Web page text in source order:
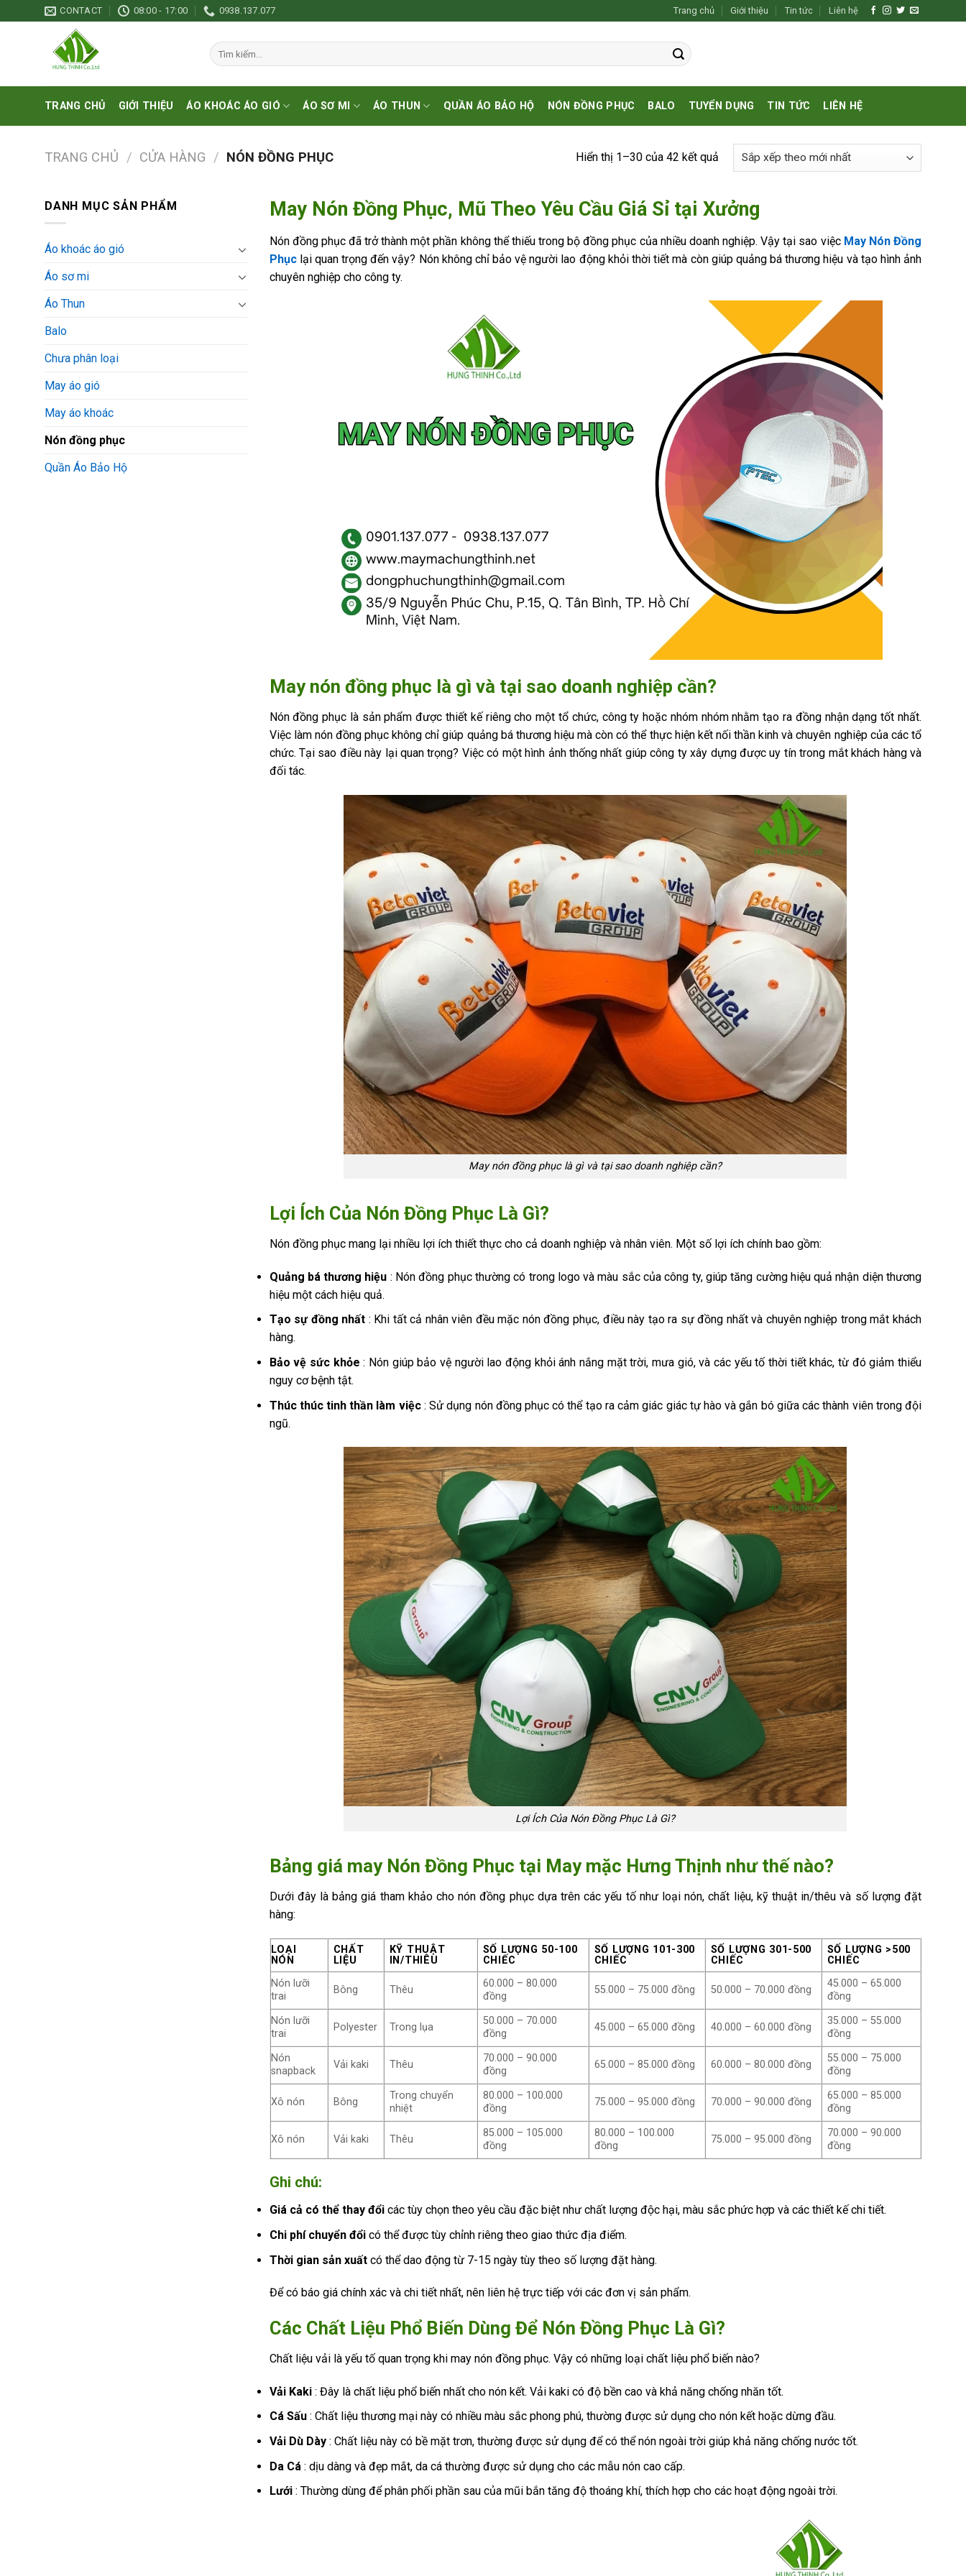
to
CONTACT 08:00 - 17:00 0938.137.077 Trang chủ Giới thiệu Tin tức Liên hệ
Tìm
kiếm:
TRANG CHỦ GIỚI THIỆU ÁO KHOÁC ÁO GIÓ ÁO SƠ MI ÁO THUN QUẦN ÁO BẢO HỘ NÓN ĐỒNG PHỤC BALO TUYỂN DỤNG TIN TỨC LIÊN HỆ
TRANG CHỦ / CỬA HÀNG / NÓN ĐỒNG PHỤC Hiển thị 1–30 của 42 kết quả
DANH MỤC SẢN PHẨM
Áo khoác áo gió
Áo sơ mi
Áo Thun
Balo
Chưa phân loại
May áo gió
May áo khoác
Nón đồng phục
Quần Áo Bảo Hộ
May Nón Đồng Phục, Mũ Theo Yêu Cầu Giá Sỉ tại Xưởng
Nón đồng phục đã trở thành một phần không thể thiếu trong bộ đồng phục của nhiều doanh nghiệp. Vậy tại sao việc May Nón Đồng
Phụclại quan trọng đến vậy? Nón không chỉ bảo vệ người lao động khỏi thời tiết mà còn giúp quảng bá thương hiệu và tạo hình ảnh
chuyên nghiệp cho công ty.
May nón đồng phục là gì và tại sao doanh nghiệp cần?
Nón đồng phục là sản phẩm được thiết kế riêng cho một tổ chức, công ty hoặc nhóm nhóm nhằm tạo ra đồng nhận dạng tốt nhất.
Việc làm nón đồng phục không chỉ giúp quảng bá thương hiệu mà còn có thể thực hiện kết nối thần kinh và chuyên nghiệp của các tổ
chức. Tại sao điều này lại quan trọng? Việc có một hình ảnh thống nhất giúp công ty xây dựng được uy tín trong mắt khách hàng và
đối tác.
May nón đồng phục là gì và tại sao doanh nghiệp cần?
Lợi Ích Của Nón Đồng Phục Là Gì?
Nón đồng phục mang lại nhiều lợi ích thiết thực cho cả doanh nghiệp và nhân viên. Một số lợi ích chính bao gồm:
Quảng bá thương hiệu : Nón đồng phục thường có trong logo và màu sắc của công ty, giúp tăng cường hiệu quả nhận diện thương
hiệu một cách hiệu quả.
Tạo sự đồng nhất : Khi tất cả nhân viên đều mặc nón đồng phục, điều này tạo ra sự đồng nhất và chuyên nghiệp trong mắt khách
hàng.
Bảo vệ sức khỏe : Nón giúp bảo vệ người lao động khỏi ánh nắng mặt trời, mưa gió, và các yếu tố thời tiết khác, từ đó giảm thiểu
nguy cơ bệnh tật.
Thúc thúc tinh thần làm việc: Sử dụng nón đồng phục có thể tạo ra cảm giác giác tự hào và gắn bó giữa các thành viên trong đội
ngũ.
Lợi Ích Của Nón Đồng Phục Là Gì?
Bảng giá may Nón Đồng Phục tại May mặc Hưng Thịnh như thế nào?
Dưới đây là bảng giá tham khảo cho nón đồng phục dựa trên các yếu tố như loại nón, chất liệu, kỹ thuật in/thêu và số lượng đặt
hàng:
LOẠI
NÓN
CHẤT
LIỆU
KỸ THUẬT
IN/THIÊU
SỐ LƯỢNG 50-100
CHIẾC
SỐ LƯỢNG 101-300
CHIẾC
SỐ LƯỢNG 301-500
CHIẾC
SỐ LƯỢNG >500
CHIẾC
Nón lưỡi
trai
Bông Thêu
60.000 – 80.000
đồng
55.000 – 75.000 đồng 50.000 – 70.000 đồng
45.000 – 65.000
đồng
Nón lưỡi
trai
Polyester Trong lụa
50.000 – 70.000
đồng
45.000 – 65.000 đồng 40.000 – 60.000 đồng
35.000 – 55.000
đồng
Nón
snapback
Vải kaki Thêu
70.000 – 90.000
đồng
65.000 – 85.000 đồng 60.000 – 80.000 đồng
55.000 – 75.000
đồng
Xô nón Bông
Trong chuyển
nhiệt
80.000 – 100.000
đồng
75.000 – 95.000 đồng 70.000 – 90.000 đồng
65.000 – 85.000
đồng
Xô nón Vải kaki Thêu
85.000 – 105.000
đồng
80.000 – 100.000
đồng
75.000 – 95.000 đồng
70.000 – 90.000
đồng
Ghi chú:
Giá cả có thể thay đổicác tùy chọn theo yêu cầu đặc biệt như chất lượng độc hại, màu sắc phức hợp và các thiết kế chi tiết.
Chi phí chuyển đổicó thể được tùy chỉnh riêng theo giao thức địa điểm.
Thời gian sản xuấtcó thể dao động từ 7-15 ngày tùy theo số lượng đặt hàng.
Để có báo giá chính xác và chi tiết nhất, nên liên hệ trực tiếp với các đơn vị sản phẩm.
Các Chất Liệu Phổ Biến Dùng Để Nón Đồng Phục Là Gì?
Chất liệu vải là yếu tố quan trọng khi may nón đồng phục. Vậy có những loại chất liệu phổ biến nào?
Vải Kaki: Đây là chất liệu phổ biến nhất cho nón kết. Vải kaki có độ bền cao và khả năng chống nhăn tốt.
Cá Sấu: Chất liệu thương mại này có nhiều màu sắc phong phú, thường được sử dụng cho nón kết hoặc dừng đầu.
Vải Dù Dày: Chất liệu này có bề mặt trơn, thường được sử dụng để có thể nón ngoài trời giúp khả năng chống nước tốt.
Da Cá : dịu dàng và đẹp mắt, da cá thường được sử dụng cho các mẫu nón cao cấp.
Lưới: Thường dùng để phân phối phần sau của mũi bắn tăng độ thoáng khí, thích hợp cho các hoạt động ngoài trời.